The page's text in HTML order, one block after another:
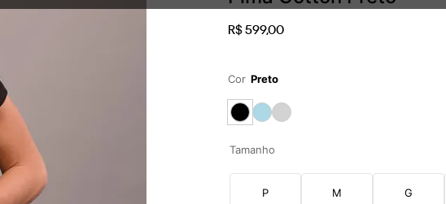
R$599,00
Cor Preto
Tamanho
P M G